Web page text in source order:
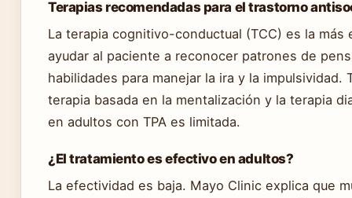
Terapias recomendadas para el trastorno
La terapia cognitivo-conductual (TCC) es la
ayudar al paciente a reconocer patrones de
habilidades para manejar la ira y la
terapia basada en la mentalización y la terapia
en adultos con TPA es limitada.
¿El tratamiento es efectivo en adultos?
La efectividad es baja. Mayo Clinic explica que